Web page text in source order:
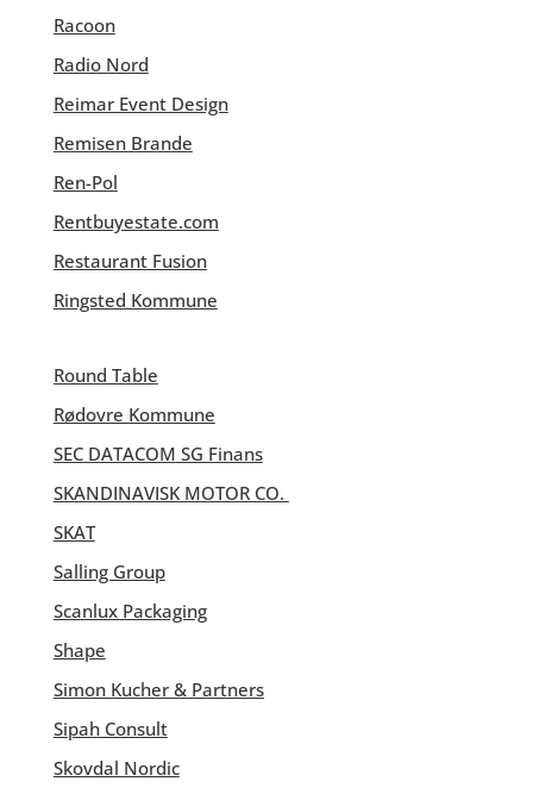
Racoon
Radio Nord
Reimar Event Design
Remisen Brande
Ren-Pol
Rentbuyestate.com
Restaurant Fusion
Ringsted Kommune
Round Table
Rødovre Kommune
SEC DATACOM SG Finans
SKANDINAVISK MOTOR CO.
SKAT
Salling Group
Scanlux Packaging
Shape
Simon Kucher & Partners
Sipah Consult
Skovdal Nordic